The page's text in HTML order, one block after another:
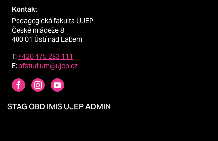
Kontakt
Pedagogická fakulta UJEP
České mládeže 8
400 01 Ústí nad Labem
T:+420 475 283 111
E:pfstudium@ujep.cz
STAGOBDIMISUJEPADMIN